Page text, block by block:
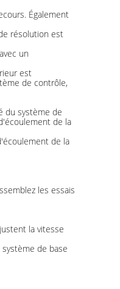
Également
résolution est
un
est
de contrôle,
du système de
de la
de la
les essais
la vitesse
de base